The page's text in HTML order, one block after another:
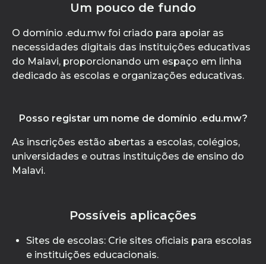
Um pouco de fundo
O domínio .edu.mw foi criado para apoiar as
necessidades digitais das instituições educativas
do Malavi, proporcionando um espaço em linha
dedicado às escolas e organizações educativas.
Posso registar um nome de domínio .edu.mw?
As inscrições estão abertas a escolas, colégios,
universidades e outras instituições de ensino do
Malavi.
Possíveis aplicações
Sites de escolas: Crie sites oficiais para escolas
e instituições educacionais.